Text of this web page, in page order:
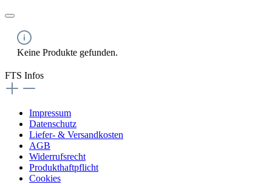
Keine Produkte gefunden.
FTS Infos
Impressum
Datenschutz
Liefer- & Versandkosten
AGB
Widerrufsrecht
Produkthaftpflicht
Cookies